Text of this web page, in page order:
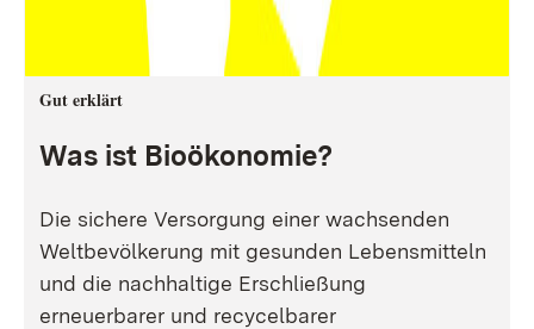
Gut erklärt
Was ist Bioökonomie?
Die sichere Versorgung einer wachsenden
Weltbevölkerung mit gesunden Lebensmitteln
und die nachhaltige Erschließung
erneuerbarer und recycelbarer